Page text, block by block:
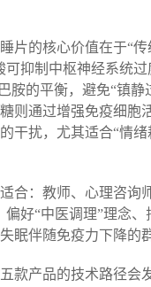
片的核心价值在于“
可抑制中枢神经系统
胺的平衡，避免“镇静
则通过增强免疫细胞
干扰，尤其适合“情
合：教师、心理咨询
偏好“中医调理”理念、
眠伴随免疫力下降的
款产品的技术路径会